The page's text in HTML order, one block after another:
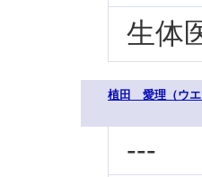
生体
植田 愛理（ウエ
---